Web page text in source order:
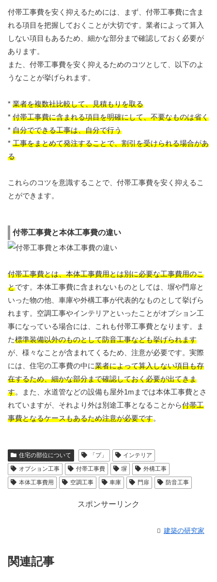
付帯工事費を安く抑えるためには、まず、付帯工事費に含ま
れる項目を把握しておくことが大切です。業者によって算入
しない項目もあるため、細かな部分まで確認しておく必要が
あります。
また、付帯工事費を安く抑えるためのコツとして、以下のよ
うなことが挙げられます。
* 業者を複数社比較して、見積もりを取る
* 付帯工事費に含まれる項目を明確にして、不要なものは省く
* 自分でできる工事は、自分で行う
* 工事をまとめて発注することで、割引を受けられる場合があ
る
これらのコツを意識することで、付帯工事費を安く抑えるこ
とができます。
付帯工事費と本体工事費の違い
付帯工事費とは、本体工事費用とは別に必要な工事費用のこ
とです。本体工事費に含まれないものとしては、塀や門扉と
いった物の他、車庫や外構工事が代表的なものとして挙げら
れます。空調工事やインテリアといったことがオプション工
事になっている場合には、これも付帯工事費となります。ま
た標準装備以外のものとして防音工事なども挙げられます
が、様々なことが含まれてくるため、注意が必要です。実際
には、住宅の工事費の中に業者によって算入しない項目も存
在するため、細かな部分まで確認しておく必要が出てきま
す。また、水道管などの設備も屋外1mまでは本体工事費とさ
れていますが、それより外は別途工事となることから付帯工
事費となるケースもあるため注意が必要です。
住宅の部位について 「プ」
インテリア
オプション工事
付帯工事費 塀
外構工事
本体工事費用
空調工事 車庫 門扉 防音工事
スポンサーリンク
建築の研究家
関連記事